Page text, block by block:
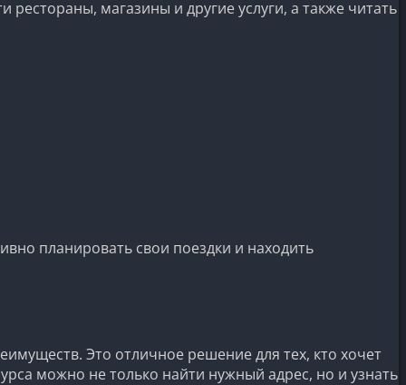
магазины и другие услуги, а также читать
планировать свои поездки и находить
Это отличное решение для тех, кто хочет
можно не только найти нужный адрес, но и узнать